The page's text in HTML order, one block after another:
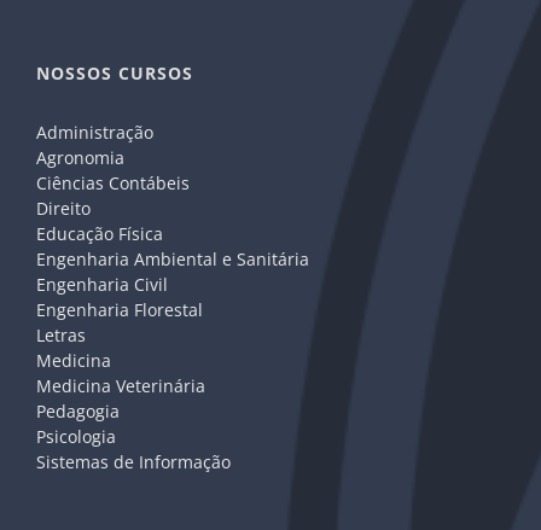
NOSSOS CURSOS
Administração
Agronomia
Ciências Contábeis
Direito
Educação Física
Engenharia Ambiental e Sanitária
Engenharia Civil
Engenharia Florestal
Letras
Medicina
Medicina Veterinária
Pedagogia
Psicologia
Sistemas de Informação